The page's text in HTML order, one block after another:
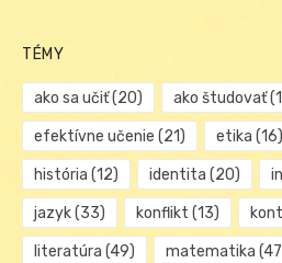
TÉMY
ako sa učiť(20) ako študovať
efektívne učenie (21) etika (16)
história (12) identita (20)
jazyk(33) konflikt (13)
literatúra (49) matematika